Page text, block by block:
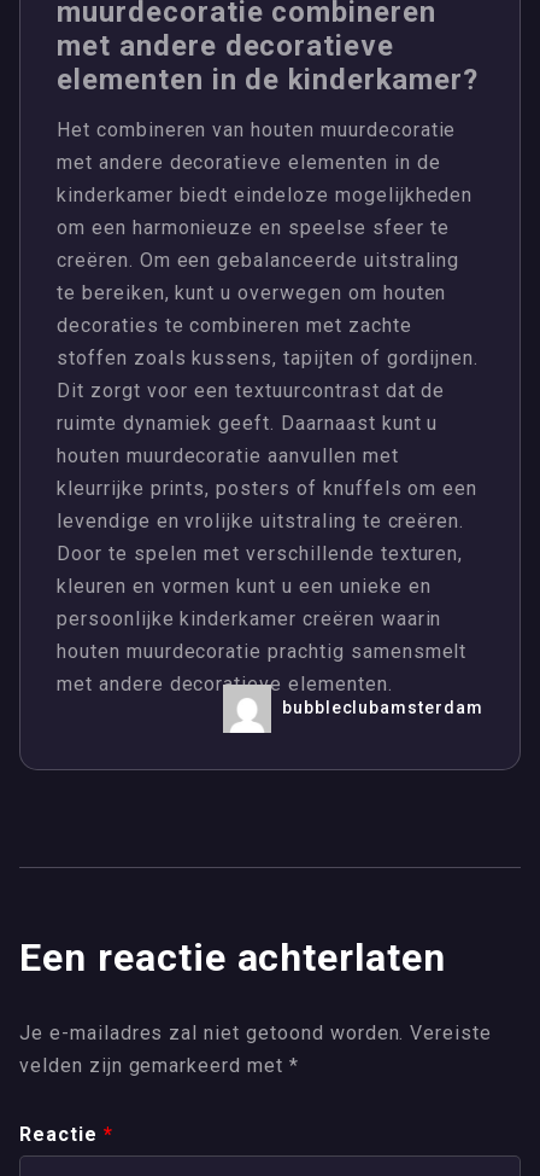
muurdecoratie combineren
met andere decoratieve
elementen in de kinderkamer?
Het combineren van houten muurdecoratie
met andere decoratieve elementen in de
kinderkamer biedt eindeloze mogelijkheden
om een harmonieuze en speelse sfeer te
creëren. Om een gebalanceerde uitstraling
te bereiken, kunt u overwegen om houten
decoraties te combineren met zachte
stoffen zoals kussens, tapijten of gordijnen.
Dit zorgt voor een textuurcontrast dat de
ruimte dynamiek geeft. Daarnaast kunt u
houten muurdecoratie aanvullen met
kleurrijke prints, posters of knuffels om een
levendige en vrolijke uitstraling te creëren.
Door te spelen met verschillende texturen,
kleuren en vormen kunt u een unieke en
persoonlijke kinderkamer creëren waarin
houten muurdecoratie prachtig samensmelt
met andere decoratieve elementen.
bubbleclubamsterdam
Een reactie achterlaten
Je e-mailadres zal niet getoond worden. Vereiste
velden zijn gemarkeerd met *
Reactie *